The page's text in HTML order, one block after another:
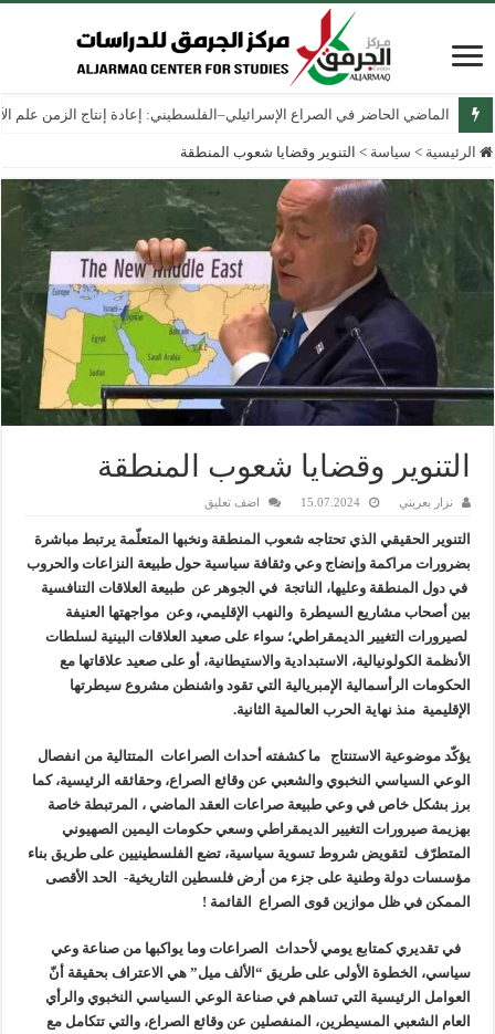
الماضي الحاضر في الصراع الإسرائيلي–الفلسطيني: إعادة إنتاج الزمن علم
الرئيسية > سياسة > التنوير وقضايا شعوب المنطقة
التنوير وقضايا شعوب المنطقة
نزار بعريني 15.07.2024 اضف تعليق
التنوير الحقيقي الذي تحتاجه شعوب المنطقة ونخبها المتعلّمة يرتبط مباشرة
بضرورات مراكمة وإنضاج وعي وثقافة سياسية حول طبيعة النزاعات والحروب
في دول المنطقة وعليها، الناتجة في الجوهر عن طبيعة العلاقات التنافسية
بين أصحاب مشاريع السيطرة والنهب الإقليمي، وعن مواجهتها العنيفة
لصيرورات التغيير الديمقراطي؛ سواء على صعيد العلاقات البينية لسلطات
الأنظمة الكولونيالية، الاستبدادية والاستيطانية، أو على صعيد علاقاتها مع
الحكومات الرأسمالية الإمبريالية التي تقود واشنطن مشروع سيطرتها
الإقليمية منذ نهاية الحرب العالمية الثانية.
يؤكّد موضوعية الاستنتاج ما كشفته أحداث الصراعات المتتالية من انفصال
الوعي السياسي النخبوي والشعبي عن وقائع الصراع، وحقائقه الرئيسية، كما
برز بشكل خاص في وعي طبيعة صراعات العقد الماضي ، المرتبطة خاصة
بهزيمة صيرورات التغيير الديمقراطي وسعي حكومات اليمين الصهيوني
المتطرّف لتقويض شروط تسوية سياسية، تضع الفلسطينيين على طريق بناء
مؤسسات دولة وطنية على جزء من أرض فلسطين التاريخية- الحد الأقصى
الممكن في ظل موازين قوى الصراع القائمة !
في تقديري كمتابع يومي لأحداث الصراعات وما يواكبها من صناعة وعي
سياسي، الخطوة الأولى على طريق “الألف ميل” هي الاعتراف بحقيقة أنّ
العوامل الرئيسية التي تساهم في صناعة الوعي السياسي النخبوي والرأي
العام الشعبي المسيطرين، المنفصلين عن وقائع الصراع، والتي تتكامل مع